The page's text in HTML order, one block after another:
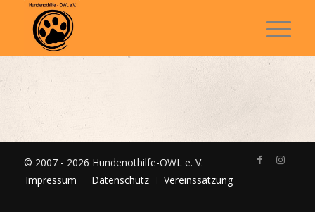
© 2007 - 2026 Hundenothilfe-OWL e. V.
Impressum
Datenschutz Vereinssatzung